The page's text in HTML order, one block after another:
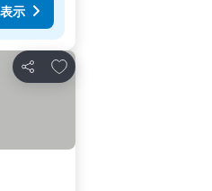
示
シェア
お気に入りに追加